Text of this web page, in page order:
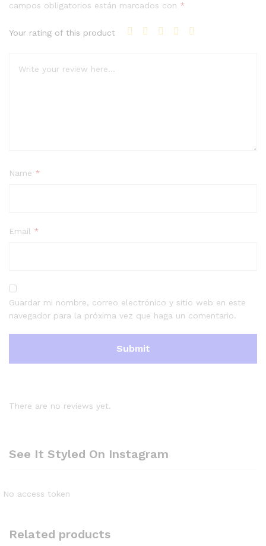
campos obligatorios están marcados con *
Your rating of this product
Name *
Email *
Guardar mi nombre, correo electrónico y sitio web en este
navegador para la próxima vez que haga un comentario.
There are no reviews yet.
See It Styled On Instagram
No access token
Related products